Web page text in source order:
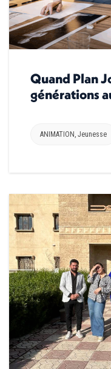
Quand Plan
générations
ANIMATION Jeunesse